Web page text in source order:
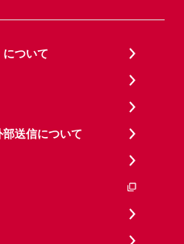
ついて
送信について